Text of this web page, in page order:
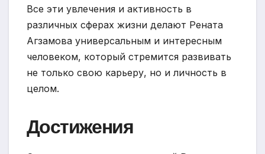
Все эти увлечения и активность в
различных сферах жизни делают Рената
Агзамова универсальным и интересным
человеком, который стремится развивать
не только свою карьеру, но и личность в
целом.
Достижения